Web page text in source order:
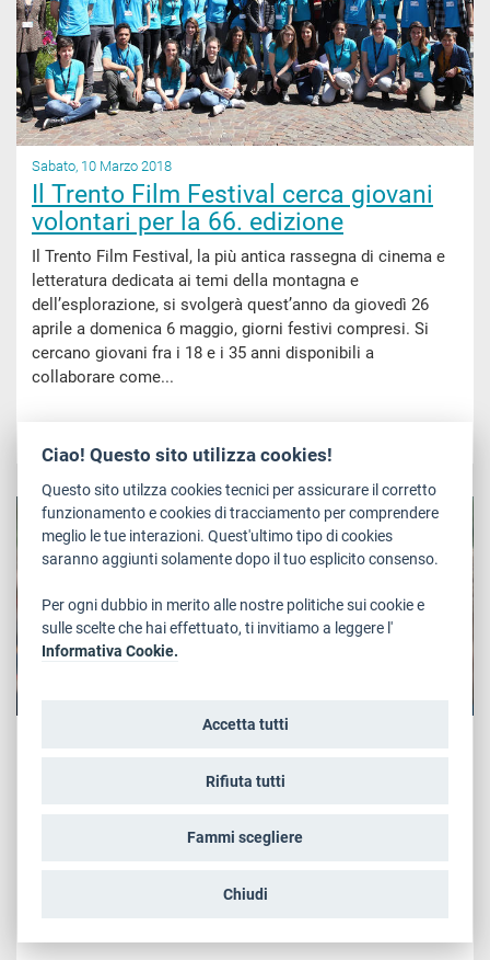
Sabato, 10 Marzo 2018
Il Trento Film Festival cerca giovani
volontari per la 66. edizione
Il Trento Film Festival, la più antica rassegna di cinema e
letteratura dedicata ai temi della montagna e
dell’esplorazione, si svolgerà quest’anno da giovedì 26
aprile a domenica 6 maggio, giorni festivi compresi. Si
cercano giovani fra i 18 e i 35 anni disponibili a
collaborare come...
AMBIENTE , CULTURA
svedese "Sami Blood"
Torna l'appuntamento annuale di "Avvicinamenti" in
programma dal 13 marzo al 18 aprile, aspettando il Trento
Blood", martedì 13 marzo al Cineforum Teatro San Marco,
Ciao! Questo sito utilizza cookies!
Questo sito utilzza cookies tecnici per assicurare il corretto
funzionamento e cookies di tracciamento per comprendere
meglio le tue interazioni. Quest'ultimo tipo di cookies
saranno aggiunti solamente dopo il tuo esplicito consenso.
Per ogni dubbio in merito alle nostre politiche sui cookie e
sulle scelte che hai effettuato, ti invitiamo a leggere l'
Informativa Cookie.
Accetta tutti
Rifiuta tutti
Fammi scegliere
Chiudi